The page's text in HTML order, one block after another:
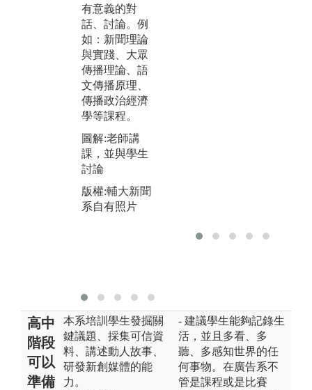
有意義的對
話、討論。例
如：新聞理論
與實踐、大眾
傳播理論、語
文傳播原理、
傳播政治經濟
學等課程。
圖解:老師講
課，並與學生
討論
版權:輔大新聞
系自有照片
版權:輔大新聞
高中
階段
可以
準備
本系培訓學生發掘關
鍵議題、採集可信資
料、講述動人故事、
研發新創媒體的能
力。
- 建議學生能夠記錄生
活，並且多看、多
聽、多感知世界的任
何事物。在廣告系不
管是課程或是比賽